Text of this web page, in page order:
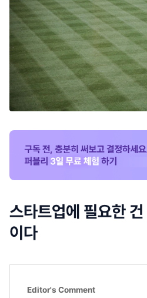
스타트업에 필요한
이다
Editor's Comment